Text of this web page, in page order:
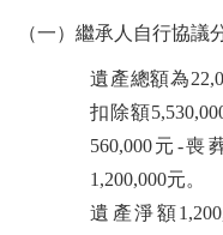
（一）繼承人自行協議
遺產總額為
扣除額
560,000元-喪
1,200,000元。
遺產淨額